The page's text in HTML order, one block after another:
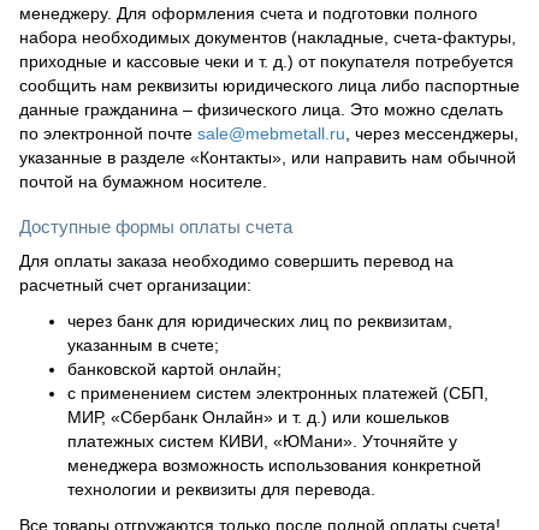
менеджеру. Для оформления счета и подготовки полного
набора необходимых документов (накладные, счета-фактуры,
приходные и кассовые чеки и т. д.) от покупателя потребуется
сообщить нам реквизиты юридического лица либо паспортные
данные гражданина – физического лица. Это можно сделать
по электронной почте sale@mebmetall.ru , через мессенджеры,
указанные в разделе «Контакты», или направить нам обычной
почтой на бумажном носителе.
Доступные формы оплаты счета
Для оплаты заказа необходимо совершить перевод на
расчетный счет организации:
через банк для юридических лиц по реквизитам,
указанным в счете;
банковской картой онлайн;
с применением систем электронных платежей (СБП,
МИР, «Сбербанк Онлайн» и т. д.) или кошельков
платежных систем КИВИ, «ЮМани». Уточняйте у
менеджера возможность использования конкретной
технологии и реквизиты для перевода.
Все товары отгружаются только после полной оплаты счета!